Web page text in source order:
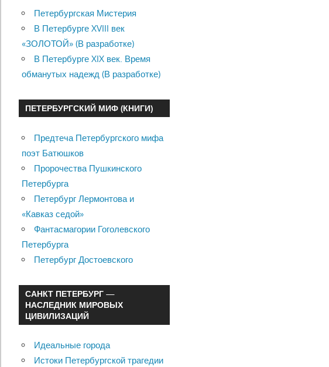
Петербургская Мистерия
В Петербурге XVIII век
«ЗОЛОТОЙ» (В разработке)
В Петербурге XIX век. Время
обманутых надежд (В разработке)
ПЕТЕРБУРГСКИЙ МИФ (КНИГИ)
Предтеча Петербургского мифа
поэт Батюшков
Пророчества Пушкинского
Петербурга
Петербург Лермонтова и
«Кавказ седой»
Фантасмагории Гоголевского
Петербурга
Петербург Достоевского
САНКТ ПЕТЕРБУРГ —
НАСЛЕДНИК МИРОВЫХ
ЦИВИЛИЗАЦИЙ
Идеальные города
Истоки Петербургской трагедии